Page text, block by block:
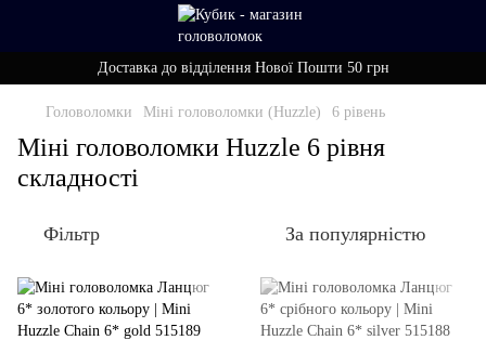
Доставка до відділення Нової Пошти 50 грн
Головоломки Міні головоломки (Huzzle) 6 рівень
Міні головоломки Huzzle 6 рівня
складності
Фільтр За популярністю